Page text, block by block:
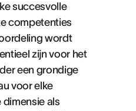
succesvolle
competenties
wordt
zijn voor het
een grondige
voor elke
als